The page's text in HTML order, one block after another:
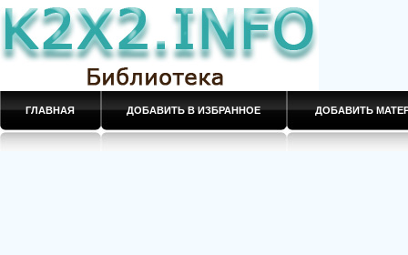
ГЛАВНАЯ ДОБАВИТЬ В ИЗБРАННОЕ ДОБАВИТЬ